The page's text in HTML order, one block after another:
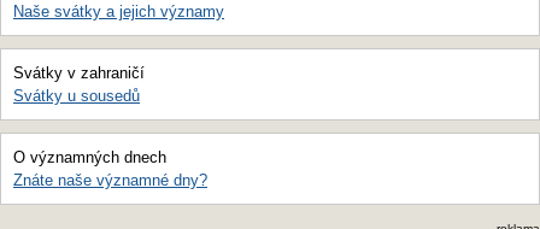
Naše svátky a jejich významy
Svátky v zahraničí
Svátky u sousedů
O významných dnech
Znáte naše významné dny?